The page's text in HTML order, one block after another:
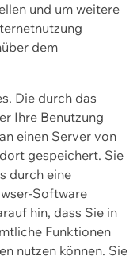
und um weitere
dem
Die durch das
Ihre Benutzung
einen Server von
gespeichert. Sie
durch eine
Software
hin, dass Sie in
Funktionen
nutzen können. Sie